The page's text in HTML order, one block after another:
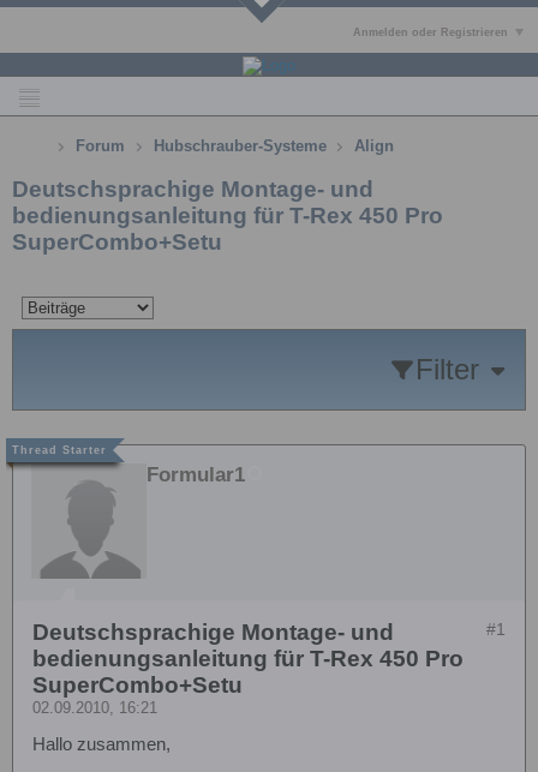
Anmelden oder Registrieren
Forum Hubschrauber-Systeme Align
Deutschsprachige Montage- und
bedienungsanleitung für T-Rex 450 Pro
SuperCombo+Setu
Filter
Formular1
#1
Deutschsprachige Montage- und
bedienungsanleitung für T-Rex 450 Pro
SuperCombo+Setu
02.09.2010, 16:21
Hallo zusammen,